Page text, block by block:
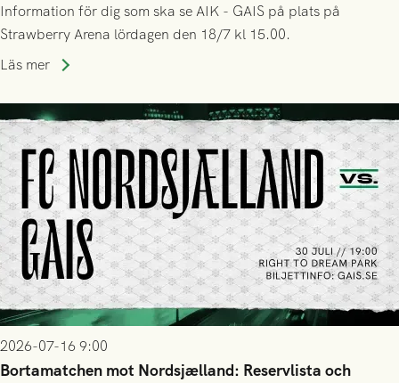
Information för dig som ska se AIK - GAIS på plats på
Strawberry Arena lördagen den 18/7 kl 15.00.
Läs mer
2026-07-16 9:00
Bortamatchen mot Nordsjælland: Reservlista och